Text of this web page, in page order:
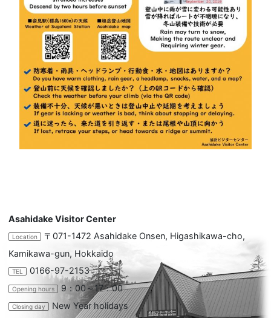
Asahidake Visitor Center
Location
〒071-1472 Asahidake Onsen, Higashikawa-cho,
Kamikawa-gun, Hokkaido
TEL 0166-97-2153
Opening hours 9：00～17：00
Closing day New Year holidays